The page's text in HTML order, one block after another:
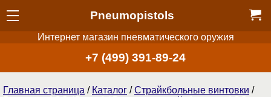
Pneumopistols
Интернет магазин пневматического оружия
+7 (499) 391-89-24
Главная страница / Каталог /Страйкбольные винтовки /